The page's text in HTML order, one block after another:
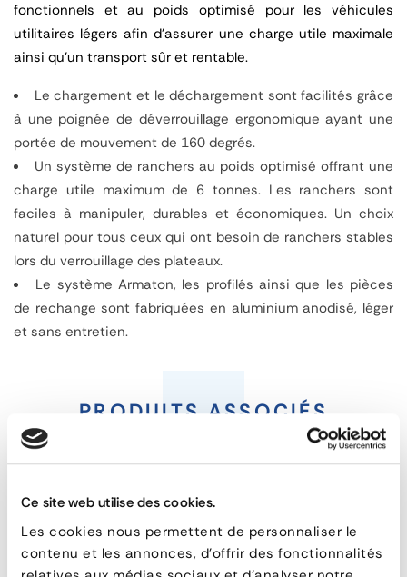
Ce site web utilise des cookies.
Les cookies nous permettent de personnaliser le
contenu et les annonces, d'offrir des fonctionnalités
fonctionnels et au poids optimisé pour les véhicules
utilitaires légers afin d’assurer une charge utile maximale
ainsi qu’un transport sûr et rentable.
Le chargement et le déchargement sont facilités grâce
à une poignée de déverrouillage ergonomique ayant une
portée de mouvement de 160 degrés.
Un système de ranchers au poids optimisé offrant une
charge utile maximum de 6 tonnes. Les ranchers sont
faciles à manipuler, durables et économiques. Un choix
naturel pour tous ceux qui ont besoin de ranchers stables
lors du verrouillage des plateaux.
Le système Armaton, les profilés ainsi que les pièces
de rechange sont fabriquées en aluminiumanodisé, léger
et sans entretien.
embout
-
avant
PRODUITS ASSOCIÉS